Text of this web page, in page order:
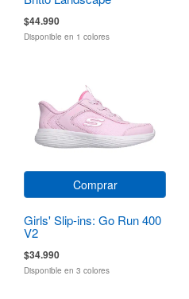
$44.990
Disponible en 1 colores
Comprar
Girls' Slip-ins: Go Run 400
V2
$34.990
Disponible en 3 colores